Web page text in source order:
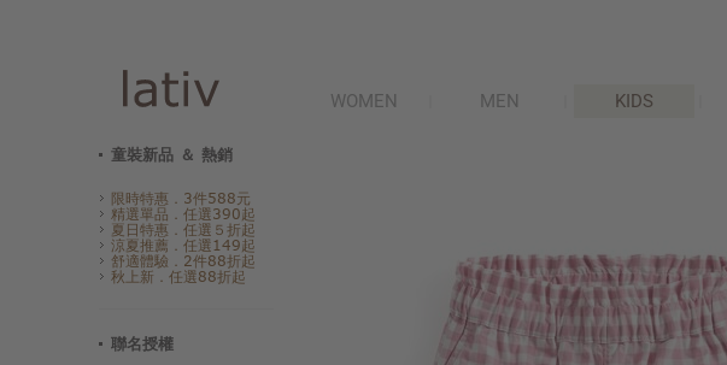
WOMEN MEN KIDS
童裝新品 ＆ 熱銷
限時特惠．3件588元
精選單品．任選390起
夏日特惠．任選５折起
涼夏推薦．任選149起
舒適體驗．2件88折起
秋上新．任選88折起
聯名授權